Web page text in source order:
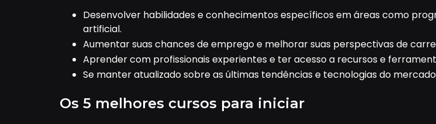
Desenvolver habilidades e conhecimentos específicos em áreas como
artificial.
Aumentar suas chances de emprego e melhorar suas perspectivas de
Aprender com profissionais experientes e ter acesso a recursos e
Se manter atualizado sobre as últimas tendências e tecnologias do
Os 5 melhores cursos para iniciar